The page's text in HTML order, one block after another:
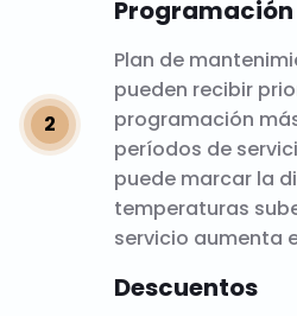
Plan de
pueden recibir
programación
períodos de
puede marcar la
temperaturas
servicio aumenta
Descuentos